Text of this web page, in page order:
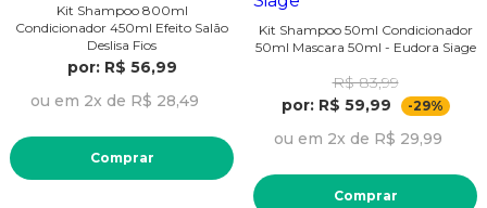
Kit Shampoo 800ml
Condicionador 450ml Efeito Salão
Deslisa Fios
por: R$ 56,99
ou em 2x de R$ 28,49
Comprar
Kit Shampoo 50ml Condicionador
50ml Mascara 50ml - Eudora Siage
R$ 83,99
por: R$ 59,99
-29%
ou em 2x de R$ 29,99
Comprar